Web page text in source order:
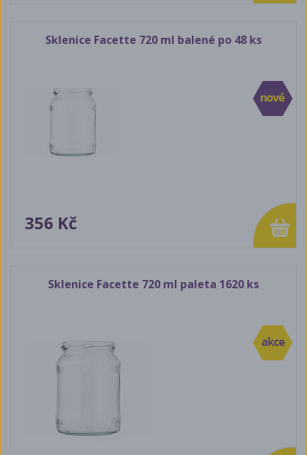
Sklenice Facette 720 ml balené po 48 ks
356 Kč
Sklenice Facette 720 ml paleta 1620 ks